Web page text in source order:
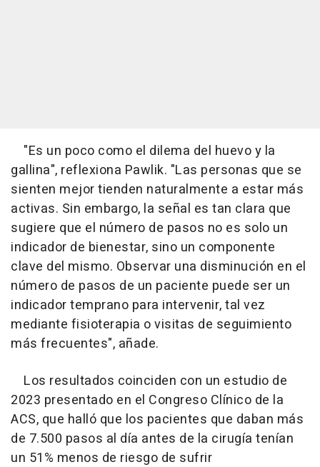
"Es un poco como el dilema del huevo y la
gallina", reflexiona Pawlik. "Las personas que se
sienten mejor tienden naturalmente a estar más
activas. Sin embargo, la señal es tan clara que
sugiere que el número de pasos no es solo un
indicador de bienestar, sino un componente
clave del mismo. Observar una disminución en el
número de pasos de un paciente puede ser un
indicador temprano para intervenir, tal vez
mediante fisioterapia o visitas de seguimiento
más frecuentes", añade.
Los resultados coinciden con un estudio de
2023 presentado en el Congreso Clínico de la
ACS, que halló que los pacientes que daban más
de 7.500 pasos al día antes de la cirugía tenían
un 51% menos de riesgo de sufrir